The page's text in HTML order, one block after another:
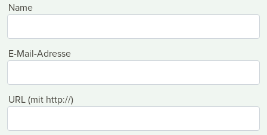
Name
E-Mail-Adresse
URL (mit http://)